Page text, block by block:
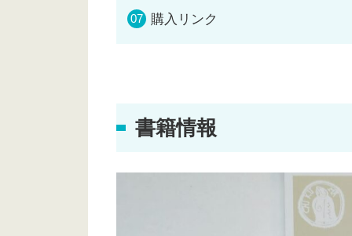
購入リンク
書籍情報